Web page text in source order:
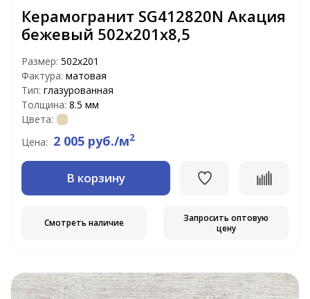
Керамогранит SG412820N Акация
бежевый 502х201х8,5
Размер: 502x201
Фактура: матовая
Тип: глазурованная
Толщина: 8.5 мм
Цвета:
Цена: 2 005 руб./м2
В корзину
Смотреть наличие
Запросить оптовую
цену